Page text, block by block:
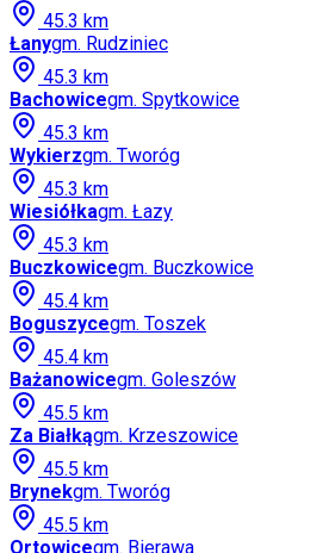
45.3 km
Łanygm. Rudziniec
45.3 km
Bachowicegm. Spytkowice
45.3 km
Wykierzgm. Tworóg
45.3 km
Wiesiółkagm. Łazy
45.3 km
Buczkowicegm. Buczkowice
45.4 km
Boguszycegm. Toszek
45.4 km
Bażanowicegm. Goleszów
45.5 km
Za Białkągm. Krzeszowice
45.5 km
Brynekgm. Tworóg
45.5 km
Ortowicegm. Bierawa